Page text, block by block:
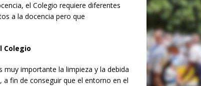
el Colegio requiere diferentes
a la docencia pero que
Colegio
muy importante la limpieza y la debida
fin de conseguir que el entorno en el